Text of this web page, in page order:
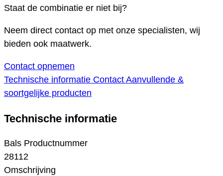
Staat de combinatie er niet bij?
Neem direct contact op met onze specialisten, wij
bieden ook maatwerk.
Contact opnemen
Technische informatie Contact Aanvullende &
soortgelijke producten
Technische informatie
Bals Productnummer
28112
Omschrijving